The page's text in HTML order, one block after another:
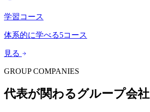
学習コース
体系的に学べる5コース
見る
GROUP COMPANIES
代表が関わるグループ会社